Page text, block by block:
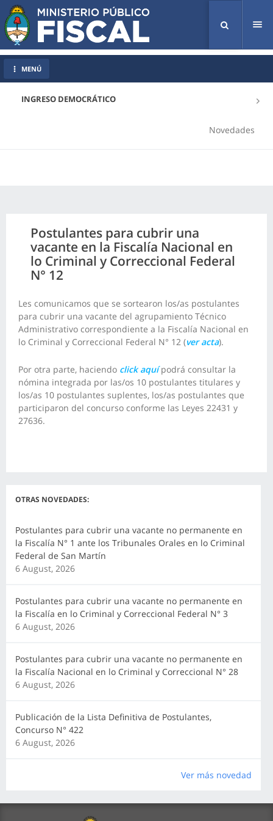
INGRESO DEMOCRÁTICO
Novedades
MENÚ
Postulantes para cubrir una
vacante en la Fiscalía Nacional en
lo Criminal y Correccional Federal
N° 12
Les comunicamos que se sortearon los/as postulantes
para cubrir una vacante del agrupamiento Técnico
Administrativo correspondiente a la Fiscalía Nacional en
lo Criminal y Correccional Federal N° 12 (ver acta).
Por otra parte, haciendo click aquí podrá consultar la
nómina integrada por las/os 10 postulantes titulares y
los/as 10 postulantes suplentes, los/as postulantes que
participaron del concurso conforme las Leyes 22431 y
27636.
OTRAS NOVEDADES:
Postulantes para cubrir una vacante no permanente en
la Fiscalía N° 1 ante los Tribunales Orales en lo Criminal
Federal de San Martín
6 August, 2026
Postulantes para cubrir una vacante no permanente en
la Fiscalía en lo Criminal y Correccional Federal N° 3
6 August, 2026
Postulantes para cubrir una vacante no permanente en
la Fiscalía Nacional en lo Criminal y Correccional N° 28
6 August, 2026
Publicación de la Lista Definitiva de Postulantes,
Concurso N° 422
6 August, 2026
Ver más novedad